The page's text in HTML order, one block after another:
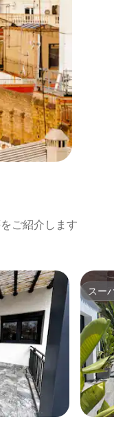
ご紹介します
価
スー
スー